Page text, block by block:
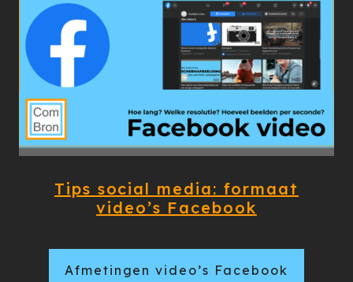
Tips social media: formaat
video’s Facebook
Afmetingen video’s Facebook